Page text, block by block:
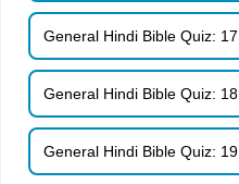
General Hindi Bible Quiz: 17
General Hindi Bible Quiz: 18
General Hindi Bible Quiz: 19